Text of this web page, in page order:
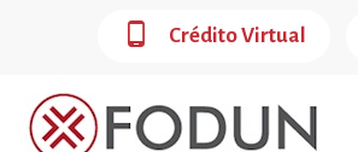
phone_android Crédito Virtual